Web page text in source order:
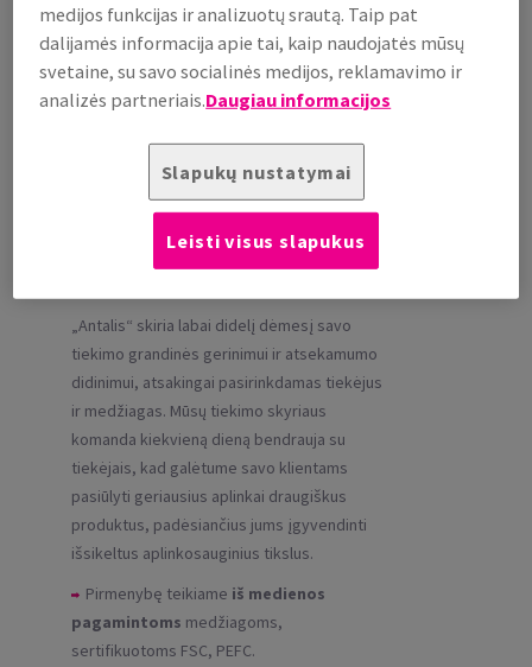
Išanalizavome visą pakuotės gyvavimo ciklą remdamiesi 4
aspektais. Mes ryžtingai nusiteikę, laikui bėgant, imtis
konkrečių veiksmų kiekvienoje iš šių keturių sričių. Esame
įsitikinę, kad savo veiksmais ir požiūriu galime pagerinti
esamą situaciją ir ją pakeisti iš esmės.
ŽALIAVOS
„Antalis“ skiria labai didelį dėmesį savo
tiekimo grandinės gerinimui ir atsekamumo
didinimui, atsakingai pasirinkdamas tiekėjus
ir medžiagas. Mūsų tiekimo skyriaus
komanda kiekvieną dieną bendrauja su
tiekėjais, kad galėtume savo klientams
pasiūlyti geriausius aplinkai draugiškus
produktus, padėsiančius jums įgyvendinti
išsikeltus aplinkosauginius tikslus.
Pirmenybę teikiame iš medienos
pagamintoms medžiagoms,
sertifikuotoms FSC, PEFC.
medijos funkcijas ir analizuotų srautą. Taip pat
dalijamės informacija apie tai, kaip naudojatės mūsų
svetaine, su savo socialinės medijos, reklamavimo ir
analizės partneriais.Daugiau informacijos
Slapukų nustatymai
Leisti visus slapukus